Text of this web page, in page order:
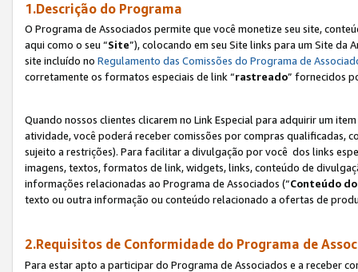
1.Descrição do Programa
O Programa de Associados permite que você monetize seu site,
aqui como o seu “Site”), colocando em seu Site links para um Site da
site incluído no Regulamento das Comissões do Programa de
corretamente os formatos especiais de link “rastreado” fornecidos
Quando nossos clientes clicarem no Link Especial para adquirir um
atividade, você poderá receber comissões por compras qualificadas,
sujeito a restrições). Para facilitar a divulgação por você dos links
imagens, textos, formatos de link, widgets, links, conteúdo de
informações relacionadas ao Programa de Associados (“Conteúdo
texto ou outra informação ou conteúdo relacionado a ofertas de
2.Requisitos de Conformidade do Programa de
Para estar apto a participar do Programa de Associados e a receber